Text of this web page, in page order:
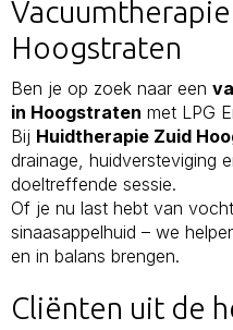
Hoogstraten
Ben je op zoek naar een
in Hoogstraten met LPG
Bij Huidtherapie Zuid
drainage, huidversteviging
doeltreffende sessie.
Of je nu last hebt van
sinaasappelhuid – we
en in balans brengen.
Cliënten uit de